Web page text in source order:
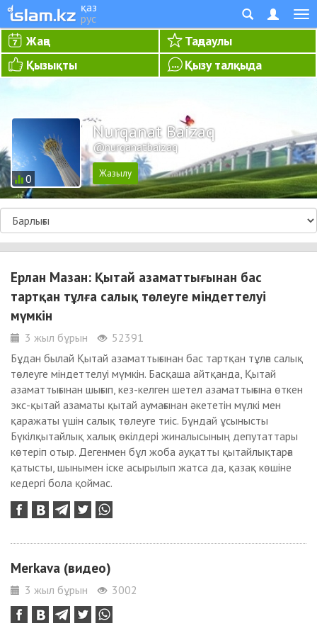
қаз
рус
Жаңа
Таңдаулы
Қызықты
Қызу талқыда
0
Nurqanat Baizaq
@nurqanatbaizaq
Ерлан Мазан: Қытай азаматтығынан бас
тартқан тұлға салық төлеуге міндеттелуі
мүмкін
3 жыл бұрын
52391
Бұдан былай Қытай азаматтығынан бас тартқан тұлға салық
төлеуге міндеттелуі мүмкін. Басқаша айтқанда, Қытай
азаматтығынан шығып, кез-келген шетел азаматтығына өткен
экс-қытай азаматы қытай аумағынан әкететін мүлкі мен
қаражаты үшін салық төлеуге тиіс. Бұндай ұсынысты
Бүкілқытайлық халық өкілдері жиналысының депутаттары
көтеріп отыр. Дегенмен бұл жоба ауқатты қытайлықтарға
қатысты, шынымен іске асырылып жатса да, қазақ көшіне
кедергі бола қоймас.
Merkava (видео)
3 жыл бұрын 3002